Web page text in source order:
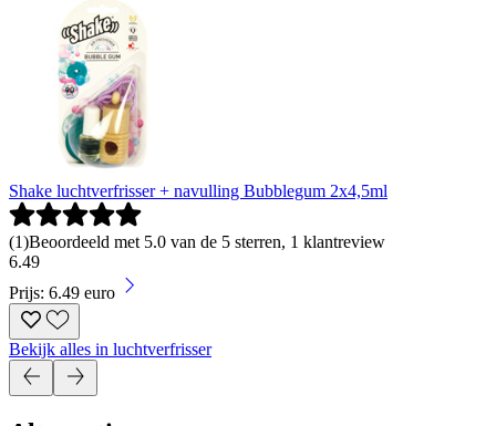
Shake luchtverfrisser + navulling Bubblegum 2x4,5ml
(1)Beoordeeld met 5.0 van de 5 sterren, 1 klantreview
6.49
Prijs: 6.49 euro
Bekijk alles in luchtverfrisser